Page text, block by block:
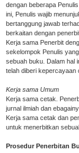
dengan beberapa
ini, Penulis wajib
bertanggung jawab
berkaitan dengan
Kerja sama Penerbit
sekelompok Penulis
sebuah buku. Dalam hal
telah diberi kepercayaan
Kerja sama Umum
Kerja sama cetak.
jurnal ilmiah dan
Kerja sama cetak dan
untuk menerbitkan
Prosedur Penerbitan